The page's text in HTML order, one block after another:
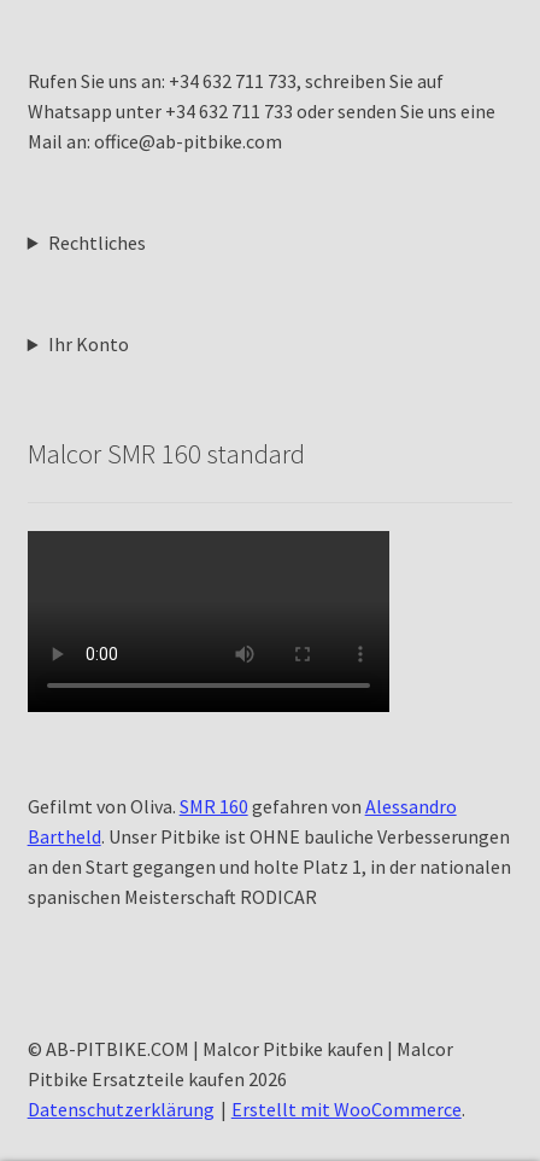
Rufen Sie uns an: +34 632 711 733, schreiben Sie auf
Whatsapp unter +34 632 711 733 oder senden Sie uns eine
Mail an: office@ab-pitbike.com
Rechtliches
Ihr Konto
Malcor SMR 160 standard
Gefilmt von Oliva. SMR 160 gefahren von Alessandro
Bartheld. Unser Pitbike ist OHNE bauliche Verbesserungen
an den Start gegangen und holte Platz 1, in der nationalen
spanischen Meisterschaft RODICAR
© AB-PITBIKE.COM | Malcor Pitbike kaufen | Malcor
Pitbike Ersatzteile kaufen 2026
Datenschutzerklärung
Erstellt mit WooCommerce.